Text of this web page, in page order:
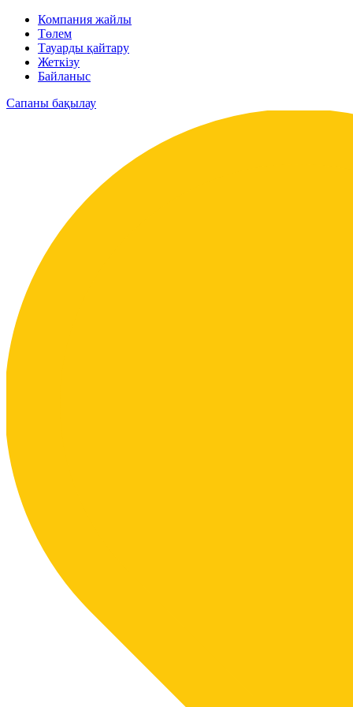
Компания жайлы
Төлем
Тауарды қайтару
Жеткізу
Байланыс
Сапаны бақылау